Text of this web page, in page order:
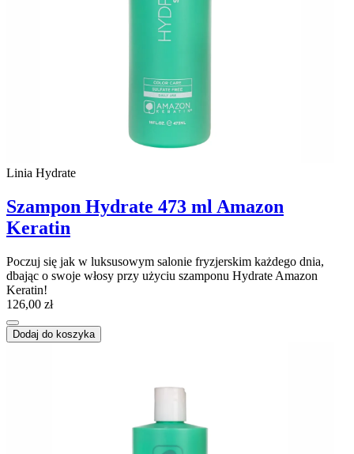
Linia Hydrate
Szampon Hydrate 473 ml Amazon
Keratin
Poczuj się jak w luksusowym salonie fryzjerskim każdego dnia,
dbając o swoje włosy przy użyciu szamponu Hydrate Amazon
Keratin!
126,00 zł
Dodaj do koszyka